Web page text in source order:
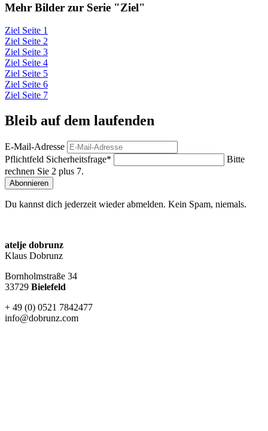
Mehr Bilder zur Serie "Ziel"
Ziel Seite 1
Ziel Seite 2
Ziel Seite 3
Ziel Seite 4
Ziel Seite 5
Ziel Seite 6
Ziel Seite 7
Bleib auf dem laufenden
E-Mail-Adresse
Pflichtfeld Sicherheitsfrage*
Bitte
rechnen Sie 2 plus 7.
Abonnieren
Du kannst dich jederzeit wieder abmelden. Kein Spam, niemals.
atelje dobrunz
Klaus Dobrunz
Bornholmstraße 34
33729 Bielefeld
+ 49 (0) 0521 7842477
info@dobrunz.com